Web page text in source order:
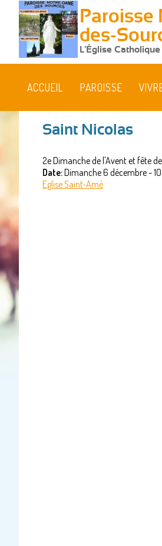
Paroisse
des-
L'Église
ACCUEIL PAROISSE
êtes
ici
Saint Nicolas
2e Dimanche de l'Avent et fête
Date:Dimanche 6 décembre -
Eglise Saint-Amé